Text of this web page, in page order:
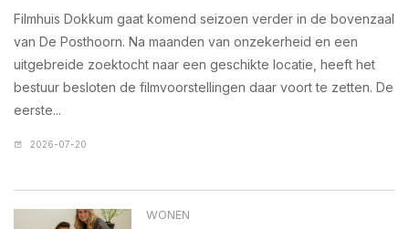
Filmhuis Dokkum gaat komend seizoen verder in de bovenzaal
van De Posthoorn. Na maanden van onzekerheid en een
uitgebreide zoektocht naar een geschikte locatie, heeft het
bestuur besloten de filmvoorstellingen daar voort te zetten. De
eerste...
2026-07-20
WONEN